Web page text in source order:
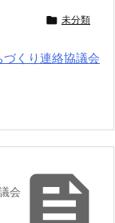
 未分類
くり連絡協議会

会